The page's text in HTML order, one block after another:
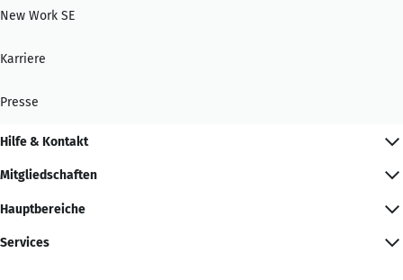
New Work SE
Karriere
Presse
Hilfe & Kontakt
Mitgliedschaften
Hauptbereiche
Services